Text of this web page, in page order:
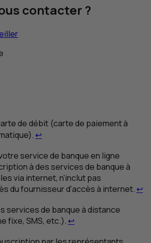
contacter ?
de débit (carte de paiement à
↩Retour au renvoi 1
service de banque en ligne
à des services de banque à
via internet, n’inclut pas
du fournisseur d’accès à internet. ↩
services de banque à distance
fixe, SMS, etc.). ↩Retour au renvoi 3